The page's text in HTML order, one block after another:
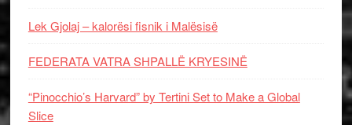
Lek Gjolaj – kalorësi fisnik i Malësisë
FEDERATA VATRA SHPALLË KRYESINË
“Pinocchio’s Harvard” by Tertini Set to Make a Global
Slice